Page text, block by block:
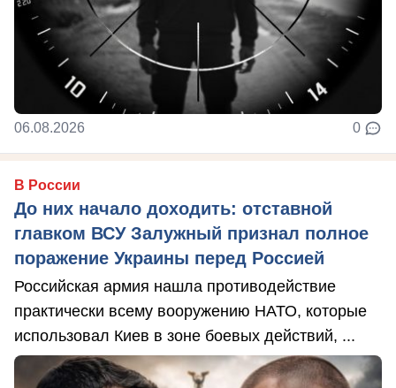
06.08.2026 0
В России
До них начало доходить: отставной
главком ВСУ Залужный признал полное
поражение Украины перед Россией
Российская армия нашла противодействие
практически всему вооружению НАТО, которые
использовал Киев в зоне боевых действий, ...